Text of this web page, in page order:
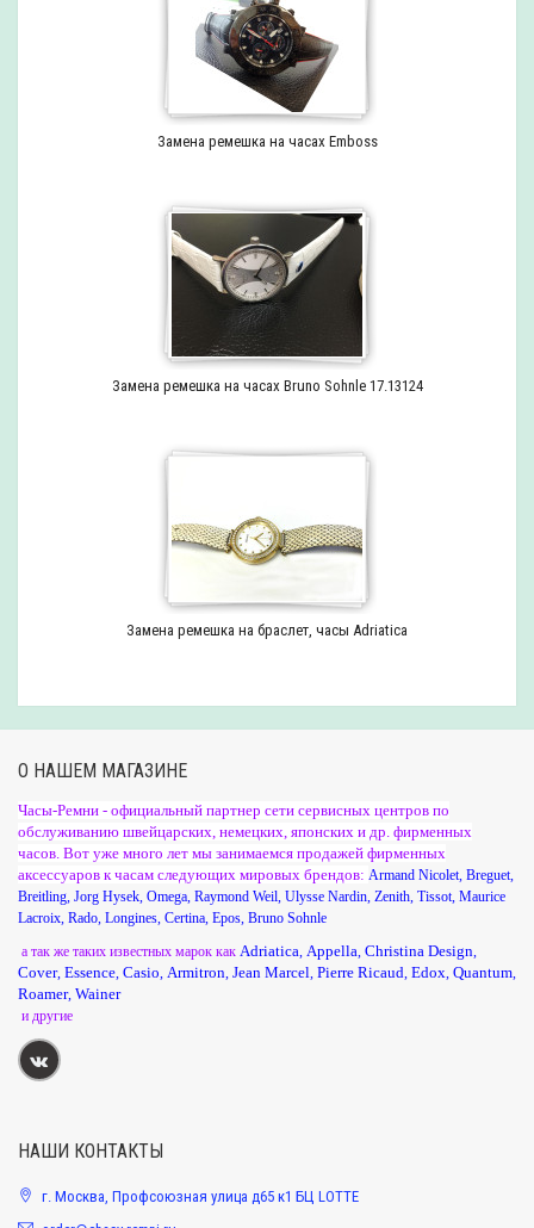
Замена ремешка на часах Emboss
Замена ремешка на часах Bruno Sohnle 17.13124
Замена ремешка на браслет, часы Adriatica
О НАШЕМ МАГАЗИНЕ
Часы-Ремни - официальный партнер сети сервисных центров по
обслуживанию швейцарских, немецких, японских и др. фирменных
часов. Вот уже много лет мы занимаемся продажей фирменных
аксессуаров к часам следующих мировых брендов: Armand Nicolet, Breguet,
Breitling, Jorg Hysek, Omega, Raymond Weil, Ulysse Nardin, Zenith, Tissot, Maurice
Lacroix, Rado, Longines, Certina, Epos, Bruno Sohnle
а так же таких известных марок как Adriatica, Appella, Christina Design,
Cover, Essence, Casio, Armitron, Jean Marcel, Pierre Ricaud, Edox, Quantum,
Roamer, Wainer
и другие
НАШИ КОНТАКТЫ
г. Москва, Профсоюзная улица д65 к1 БЦ LOTTE